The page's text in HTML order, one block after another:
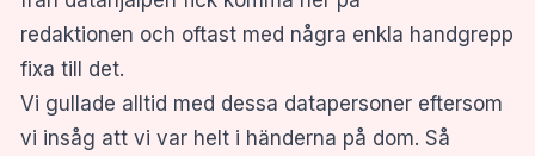
redaktionen och oftast med några enkla handgrepp
fixa till det.
Vi gullade alltid med dessa datapersoner eftersom
vi insåg att vi var helt i händerna på dom. Så